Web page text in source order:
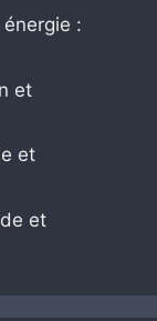
:
et
et
et